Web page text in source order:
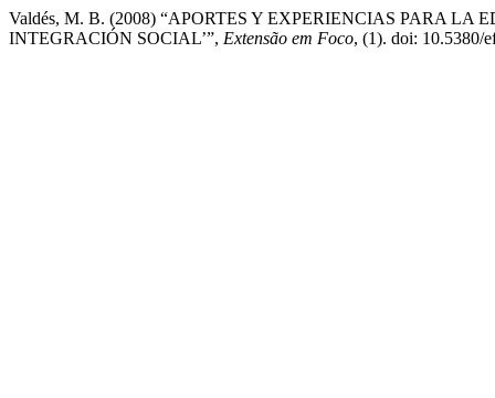
Valdés, M. B. (2008) “APORTES Y EXPERIENCIAS PARA
INTEGRACIÓN SOCIAL’”, Extensão em Foco, (1). doi: 10.5380/